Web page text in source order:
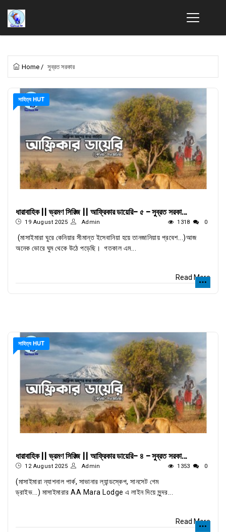
Home / সুব্রত সরকার
সাহিত্য HUT
ধারাবাহিক || ভ্রমণ সিরিজ || আফ্রিকার ডায়েরি- ৫ - সুব্রত সরকা...
19 August 2025 Admin 1318 0
(মাসাইমারা ঘুরে কেনিয়ার সীমান্ত ইসেবানিয়া হয়ে তানজানিয়ায় প্রবেশ...)আজ
অনেক ভোরে ঘুম থেকে উঠে পড়েছি। গতকাল এম...
Read More
সাহিত্য HUT
ধারাবাহিক || ভ্রমণ সিরিজ || আফ্রিকার ডায়েরি- ৪ - সুব্রত সরকা...
12 August 2025 Admin 1353 0
(মাসাইমারা ন্যাশনাল পার্ক, সাভানার ল্যান্ডস্কেপ, সানসেট গেম
ড্রাইভ...) মাসাইমারার AA Mara Lodge এ লাইন দিয়ে সুন্দর...
Read More